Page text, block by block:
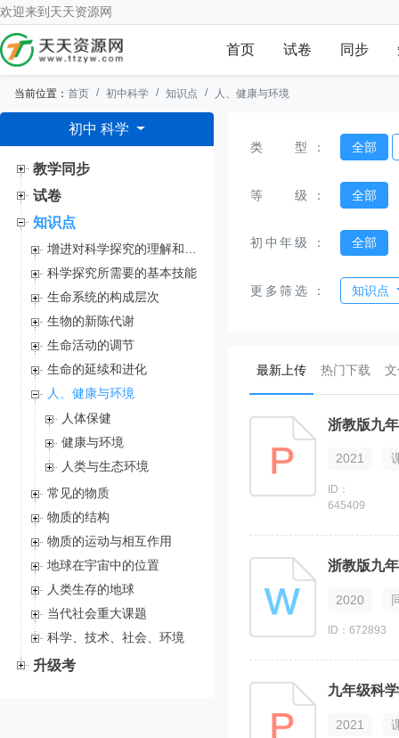
欢迎来到 天天资源网
首页 试卷 同步
当前位置： 首页 初中科学 知识点 人、健康与环境
初中 科学
教学同步
试卷
知识点
增进对科学探究的理解和提高探究的能力
科学探究所需要的基本技能
生命系统的构成层次
生物的新陈代谢
生命活动的调节
生命的延续和进化
人、健康与环境
人体保健
健康与环境
人类与生态环境
常见的物质
物质的结构
物质的运动与相互作用
地球在宇宙中的位置
人类生存的地球
当代社会重大课题
科学、技术、社会、环境
升级考
类型 ： 全部
等级 ： 全部
初中年级 ： 全部
更多筛选 ： 知识点
最新上传(current)
热门下载
浙教版九
2021
ID：
645409
浙教版九
2020
ID：672893
2021